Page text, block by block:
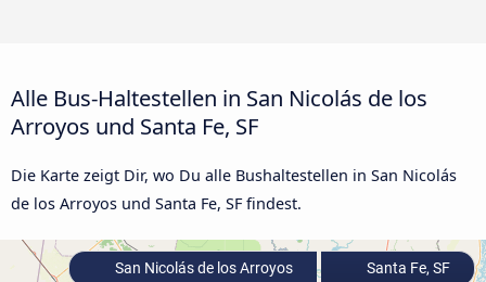
Alle Bus-Haltestellen in San Nicolás de los
Arroyos und Santa Fe, SF
Die Karte zeigt Dir, wo Du alle Bushaltestellen in San Nicolás
de los Arroyos und Santa Fe, SF findest.
San Nicolás de los Arroyos Santa Fe, SF